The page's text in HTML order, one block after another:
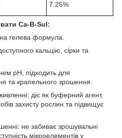
7.25%
Ca-B-Sul:
гелева формула.
кальцію, сірки та
pH, підходить для
та крапельного зрошення.
діє як буферний агент,
захисту рослин та підвищує
не забиває зрошувальні
мікроелементів у